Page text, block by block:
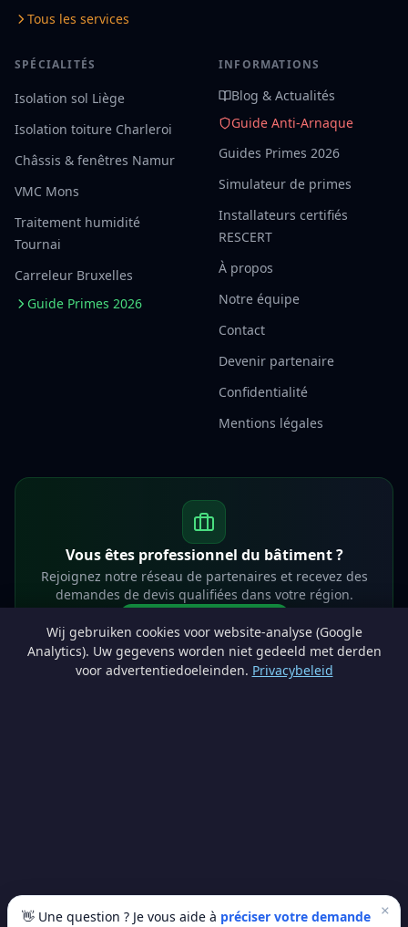
Wij gebruiken cookies voor website-analyse (Google
Analytics). Uw gegevens worden niet gedeeld met derden
voor advertentiedoeleinden. Privacybeleid
Tous les services
SPÉCIALITÉS
Isolation sol Liège
Isolation toiture Charleroi
Châssis & fenêtres Namur
VMC Mons
Traitement humidité
Tournai
Carreleur Bruxelles
Guide Primes 2026
INFORMATIONS
Blog & Actualités
Guide Anti-Arnaque
Guides Primes 2026
Simulateur de primes
Installateurs certifiés
RESCERT
À propos
Notre équipe
Contact
Devenir partenaire
Confidentialité
Mentions légales
Vous êtes professionnel du bâtiment ?
Rejoignez notre réseau de partenaires et recevez des
demandes de devis qualifiées dans votre région.
info@lesprosdemaville.be
conseil personnalisé.
×
👋 Une question ? Je vous aide à préciser votre demande